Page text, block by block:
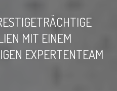
MIT EINEM
EXPERTENTEAM